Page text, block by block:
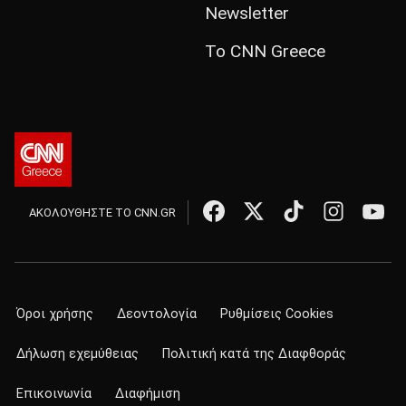
Newsletter
Το CNN Greece
ΑΚΟΛΟΥΘΗΣΤΕ ΤΟ CNN.GR
Όροι χρήσης Δεοντολογία Ρυθμίσεις Cookies
Δήλωση εχεμύθειας Πολιτική κατά της Διαφθοράς
Επικοινωνία Διαφήμιση